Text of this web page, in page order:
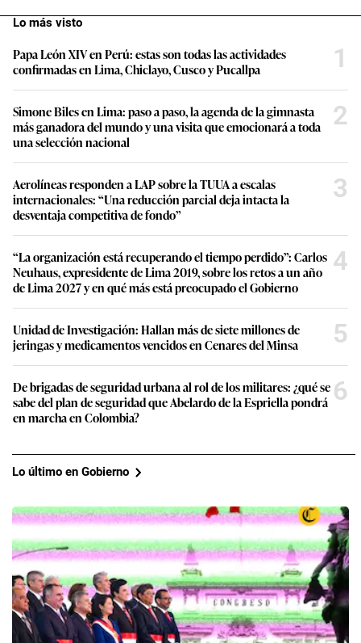
Lo más visto
Papa León XIV en Perú: estas son todas las actividades
confirmadas en Lima, Chiclayo, Cusco y Pucallpa
1
Simone Biles en Lima: paso a paso, la agenda de la gimnasta
más ganadora del mundo y una visita que emocionará a toda
una selección nacional
2
Aerolíneas responden a LAP sobre la TUUA a escalas
internacionales: “Una reducción parcial deja intacta la
desventaja competitiva de fondo”
3
“La organización está recuperando el tiempo perdido”: Carlos
Neuhaus, expresidente de Lima 2019, sobre los retos a un año
de Lima 2027 y en qué más está preocupado el Gobierno
4
Unidad de Investigación: Hallan más de siete millones de
jeringas y medicamentos vencidos en Cenares del Minsa
5
De brigadas de seguridad urbana al rol de los militares: ¿qué se
sabe del plan de seguridad que Abelardo de la Espriella pondrá
en marcha en Colombia?
6
Lo último en Gobierno